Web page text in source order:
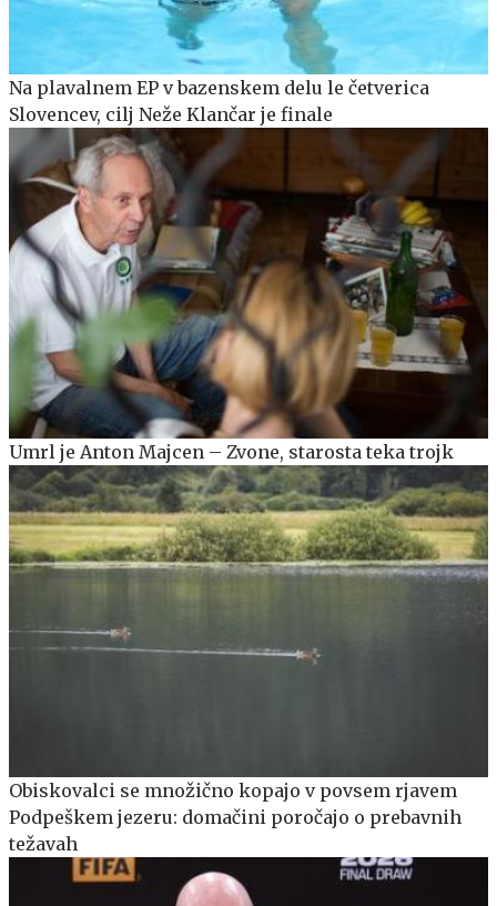
Na plavalnem EP v bazenskem delu le četverica
Slovencev, cilj Neže Klančar je finale
Umrl je Anton Majcen – Zvone, starosta teka trojk
Obiskovalci se množično kopajo v povsem rjavem
Podpeškem jezeru: domačini poročajo o prebavnih
težavah